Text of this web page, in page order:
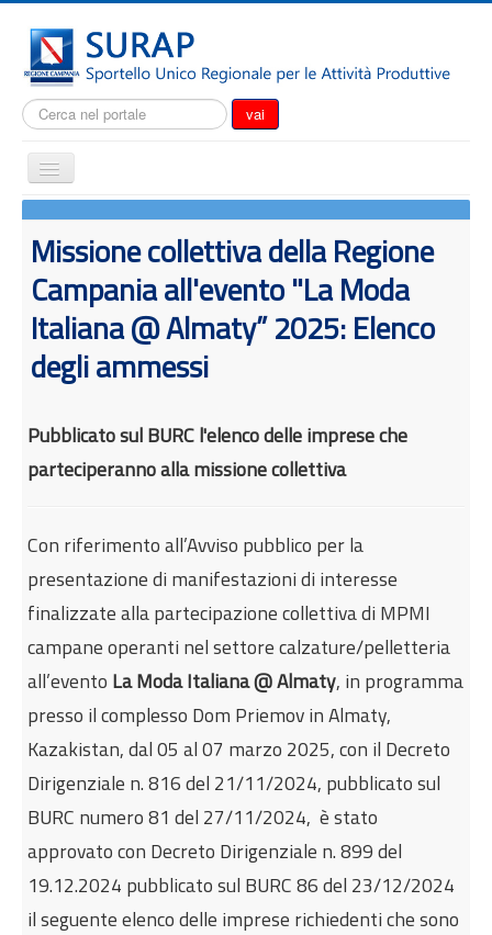
Cerca... vai
Cambia
navigazione
Notizie
Il SURAP
Normativa
Modulistica
Attrazione degli investimenti
Incentivi e agevolazioni
Eventi formativi
Glossario
Contatti
Sei qui: Home
Internazionalizzazione
Missione collettiva della Regione Campania
all'evento "La Moda Italiana @ Almaty” 2025:
Elenco degli ammessi
Missione collettiva della Regione
Campania all'evento "La Moda
Italiana @ Almaty” 2025: Elenco
degli ammessi
Pubblicato sul BURC l'elenco delle imprese che
parteciperanno alla missione collettiva
Con riferimento all’Avviso pubblico per la
presentazione di manifestazioni di interesse
finalizzate alla partecipazione collettiva di MPMI
campane operanti nel settore calzature/pelletteria
all’evento La Moda Italiana @ Almaty, in programma
presso il complesso Dom Priemov in Almaty,
Kazakistan, dal 05 al 07 marzo 2025, con il Decreto
Dirigenziale n. 816 del 21/11/2024, pubblicato sul
BURC numero 81 del 27/11/2024, è stato
approvato con Decreto Dirigenziale n. 899 del
19.12.2024 pubblicato sul BURC 86 del 23/12/2024
il seguente elenco delle imprese richiedenti che sono